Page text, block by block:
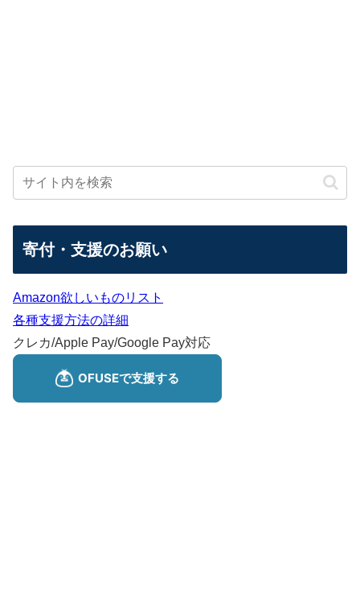
寄付・支援のお願い
Amazon欲しいものリスト
各種支援方法の詳細
クレカ/Apple Pay/Google Pay対応